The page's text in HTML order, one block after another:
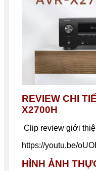
REVIEW CHI
X2700H
Clip review giới
https://youtu.be/
HÌNH ẢNH